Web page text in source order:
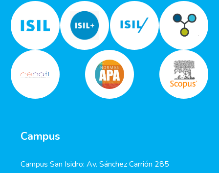
Campus
Campus San Isidro: Av. Sánchez Carrión 285